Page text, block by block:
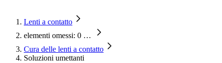
Lenti a contatto
elementi omessi: 0 …
Cura delle lenti a contatto
Soluzioni umettanti